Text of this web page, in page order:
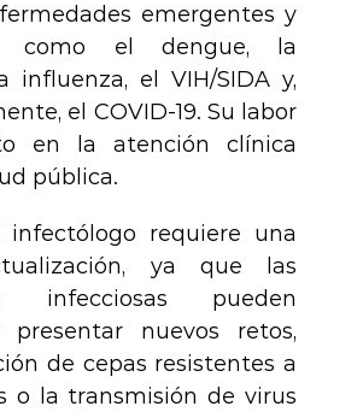
emergentes y
como el dengue, la
influenza, el VIH/SIDA y,
el COVID-19. Su labor
en la atención clínica
pública.
requiere una
ya que las
infecciosas pueden
presentar nuevos retos,
de cepas resistentes a
o la transmisión de virus